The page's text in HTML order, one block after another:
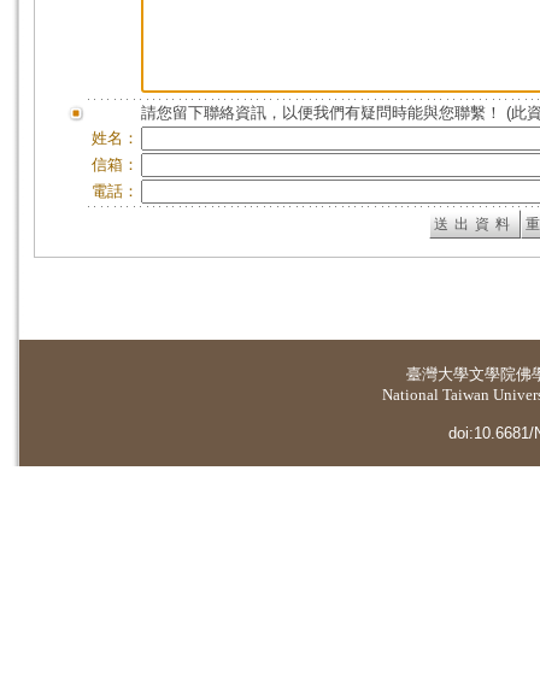
請您留下聯絡資訊，以便我們有疑問時能與您聯繫！ (此
姓名：
信箱：
電話：
臺灣大學文學院佛
National Taiwan
doi:10.6681/